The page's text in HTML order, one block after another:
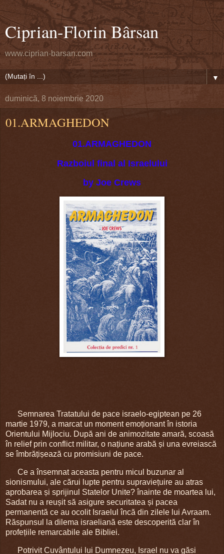
Ciprian-Florin Bârsan
www.ciprian-barsan.com
▼
duminică, 8 noiembrie 2020
01.ARMAGHEDON
01.ARMAGHEDON
Razboiul final al Israelului
by Joe Crews
Semnarea Tratatului de pace israelo-egiptean pe 26
martie 1979, a marcat un moment emoționant în istoria
Orientului Mijlociu. După ani de animozitate amară, scoasă
în relief prin conflict militar, o națiune arabă și una evreiască
se îmbrățișează cu promisiuni de pace.
Ce a însemnat aceasta pentru micul buzunar al
sionismului, ale cărui lupte pentru supraviețuire au atras
aprobarea și sprijinul Statelor Unite? înainte de moartea lui,
Sadat nu a reușit să asigure securitatea și pacea
permanentă ce au ocolit Israelul încă din zilele lui Avraam.
Răspunsul la dilema israeliană este descoperită clar în
profețiile remarcabile ale Bibliei.
Potrivit Cuvântului lui Dumnezeu, Israel nu va găsi